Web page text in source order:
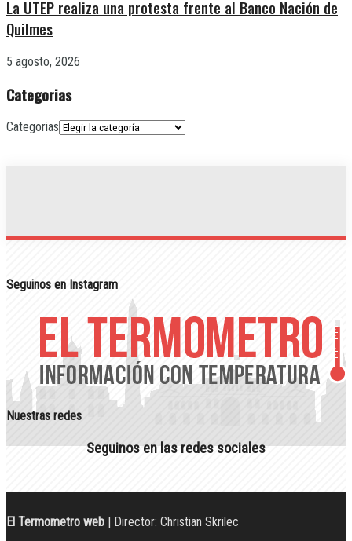
La UTEP realiza una protesta frente al Banco Nación de
Quilmes
5 agosto, 2026
Categorias
Categorias
Seguinos en Instagram
Nuestras redes
Seguinos en las redes sociales
El Termometro web | Director: Christian Skrilec